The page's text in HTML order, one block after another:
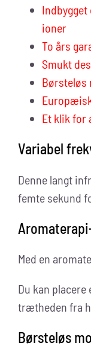
ioner
To års
Smukt
Børsteløs
Et klik for
Variabel
Denne langt
femte sekund
Med en
Du kan
trætheden fra
Børsteløs